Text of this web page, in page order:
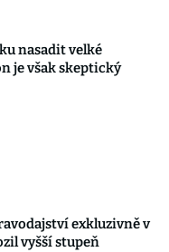
nasadit velké
je však skeptický
exkluzivně v
vyšší stupeň